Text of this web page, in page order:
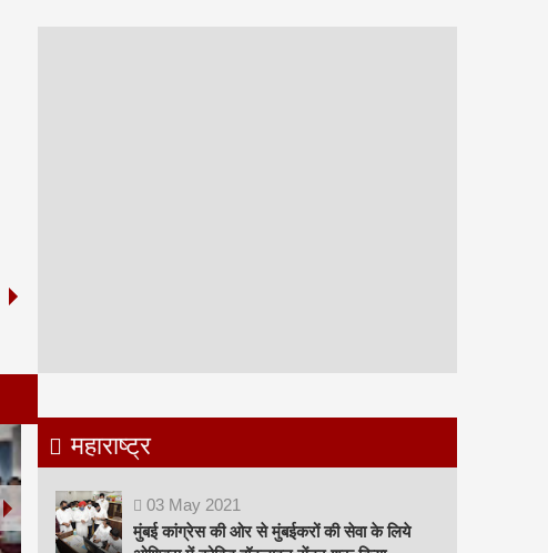
महाराष्ट्र
03 May 2021
मुंबई कांग्रेस की ओर से मुंबईकरों की सेवा के लिये